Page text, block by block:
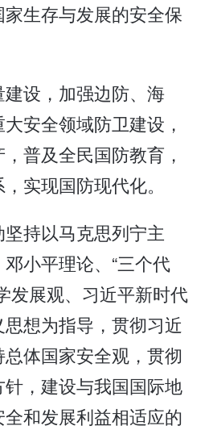
生存与发展的安全保
设，加强边防、海
安全领域防卫建设，
普及全民国防教育，
实现国防现代化。
持以马克思列宁主
小平理论、“三个代
发展观、习近平新时代
想为指导，贯彻习近
体国家安全观，贯彻
，建设与我国国际地
和发展利益相适应的